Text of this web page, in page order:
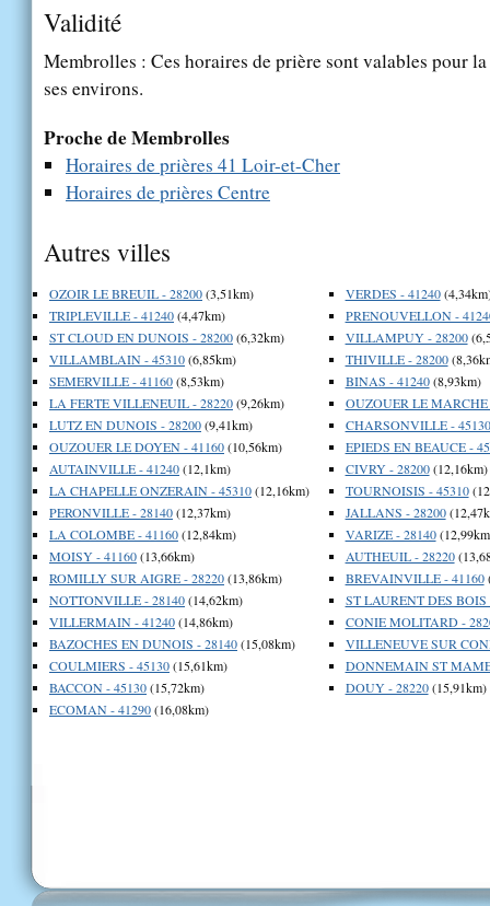
Validité
Membrolles : Ces horaires de prière sont valables pour
ses environs.
Proche de Membrolles
Horaires de prières 41 Loir-et-Cher
Horaires de prières Centre
Autres villes
OZOIR LE BREUIL - 28200(3,51km)
TRIPLEVILLE - 41240(4,47km)
ST CLOUD EN DUNOIS - 28200(6,32km)
VILLAMBLAIN - 45310(6,85km)
SEMERVILLE - 41160(8,53km)
LA FERTE VILLENEUIL - 28220(9,26km)
LUTZ EN DUNOIS - 28200(9,41km)
OUZOUER LE DOYEN - 41160(10,56km)
AUTAINVILLE - 41240(12,1km)
LA CHAPELLE ONZERAIN - 45310(12,16km)
PERONVILLE - 28140(12,37km)
LA COLOMBE - 41160(12,84km)
MOISY - 41160(13,66km)
ROMILLY SUR AIGRE - 28220(13,86km)
NOTTONVILLE - 28140(14,62km)
VILLERMAIN - 41240(14,86km)
BAZOCHES EN DUNOIS - 28140(15,08km)
COULMIERS - 45130(15,61km)
BACCON - 45130(15,72km)
ECOMAN - 41290(16,08km)
VERDES - 41240
PRENOUVELLON -
VILLAMPUY - 28200
THIVILLE - 28200
BINAS - 41240(8,93km)
OUZOUER LE MARCHE
CHARSONVILLE - 45130
EPIEDS EN BEAUCE -
CIVRY - 28200(12,16km)
TOURNOISIS - 45310
JALLANS - 28200
VARIZE - 28140
AUTHEUIL - 28220
BREVAINVILLE - 41160
ST LAURENT DES BOIS
CONIE MOLITARD -
VILLENEUVE SUR
DONNEMAIN ST
DOUY - 28220(15,91km)